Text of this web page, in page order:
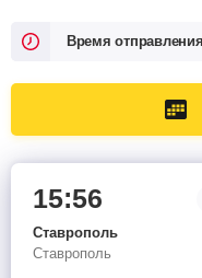
Время
15:56
Ставрополь
Ставрополь